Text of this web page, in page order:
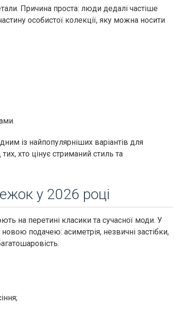
Причина проста: люди дедалі частіше
особистої колекції, яку можна носити
із найпопулярніших варіантів для
хто цінує стриманий стиль та
у 2026 році
на перетині класики та сучасної моди. У
подачею: асиметрія, незвичні застібки,